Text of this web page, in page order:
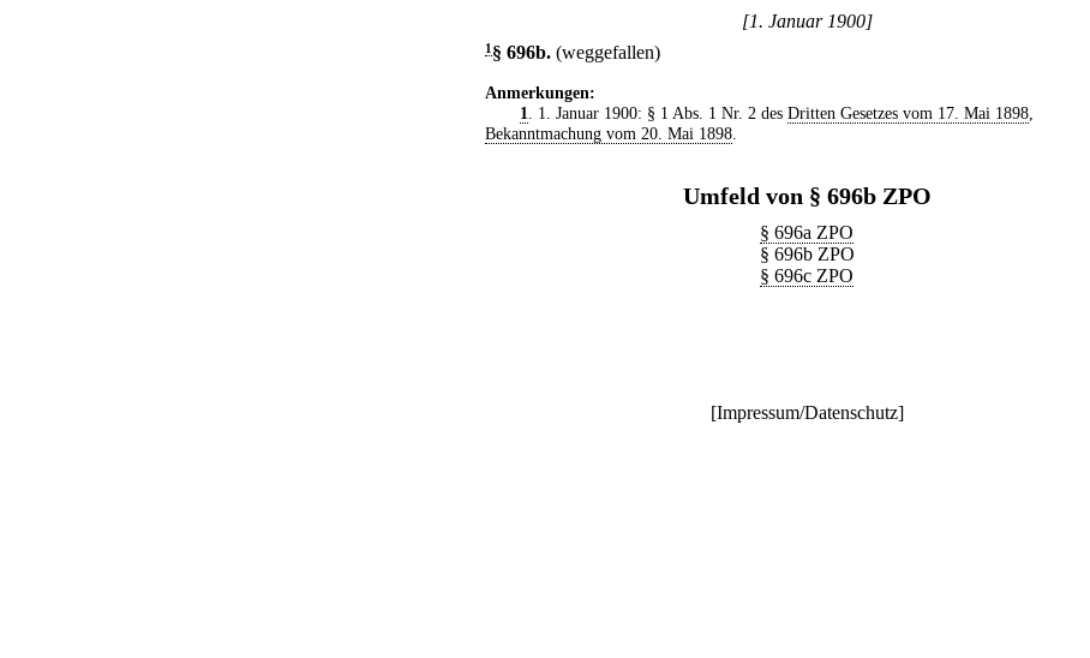
[1. Januar 1900]
1 § 696b. (weggefallen)
Anmerkungen:
1
. 1. Januar 1900: § 1 Abs. 1 Nr. 2 des Dritten Gesetzes vom 17. Mai 1898,
Bekanntmachung vom 20. Mai 1898
Umfeld von § 696b ZPO
§ 696a ZPO
§ 696b ZPO
§ 696c ZPO
[Impressum/Datenschutz]